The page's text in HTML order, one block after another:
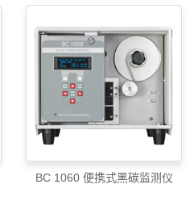
BC 1060 便携式黑碳监测仪